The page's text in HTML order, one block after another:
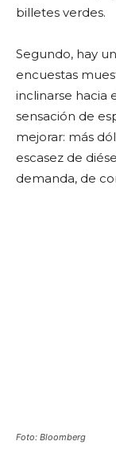
billetes verdes.
Segundo, hay
encuestas
inclinarse hacia
sensación de
mejorar: más
escasez de
demanda, de
Foto: Bloomberg